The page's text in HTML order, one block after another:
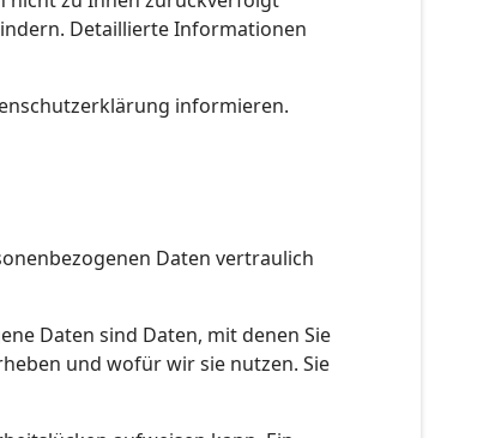
Detaillierte Informationen
informieren.
Daten vertraulich
Daten sind Daten, mit denen Sie
und wofür wir sie nutzen. Sie